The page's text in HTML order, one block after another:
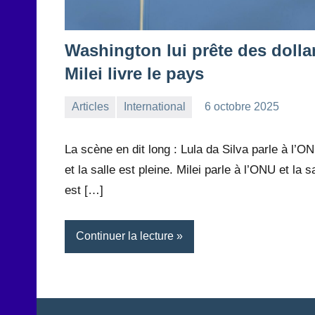
Washington lui prête des
Milei livre le pays
Articles International
6 octobre 2025
La scène en dit long : Lula da Silva parle à
et la salle est pleine. Milei parle à l’ONU et la
est […]
Continuer la lecture